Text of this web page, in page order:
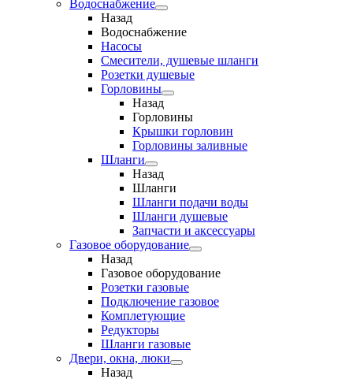
Водоснабжение
Назад
Водоснабжение
Насосы
Смесители, душевые шланги
Розетки душевые
Горловины
Назад
Горловины
Крышки горловин
Горловины заливные
Шланги
Назад
Шланги
Шланги подачи воды
Шланги душевые
Запчасти и аксессуары
Газовое оборудование
Назад
Газовое оборудование
Розетки газовые
Подключение газовое
Комплетующие
Редукторы
Шланги газовые
Двери, окна, люки
Назад